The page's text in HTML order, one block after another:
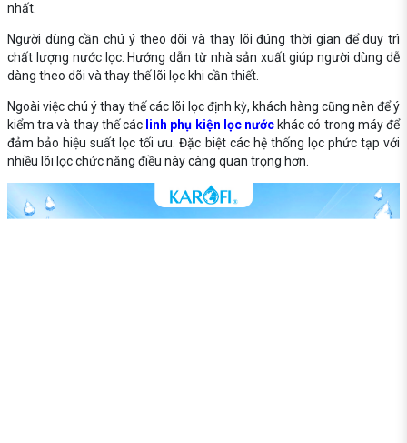
nhất.
Người dùng cần chú ý theo dõi và thay lõi đúng thời gian để duy trì
chất lượng nước lọc. Hướng dẫn từ nhà sản xuất giúp người dùng dễ
dàng theo dõi và thay thế lõi lọc khi cần thiết.
Ngoài việc chú ý thay thế các lõi lọc định kỳ, khách hàng cũng nên để ý
kiểm tra và thay thế các linh phụ kiện lọc nước khác có trong máy để
đảm bảo hiệu suất lọc tối ưu. Đặc biệt các hệ thống lọc phức tạp với
nhiều lõi lọc chức năng điều này càng quan trọng hơn.